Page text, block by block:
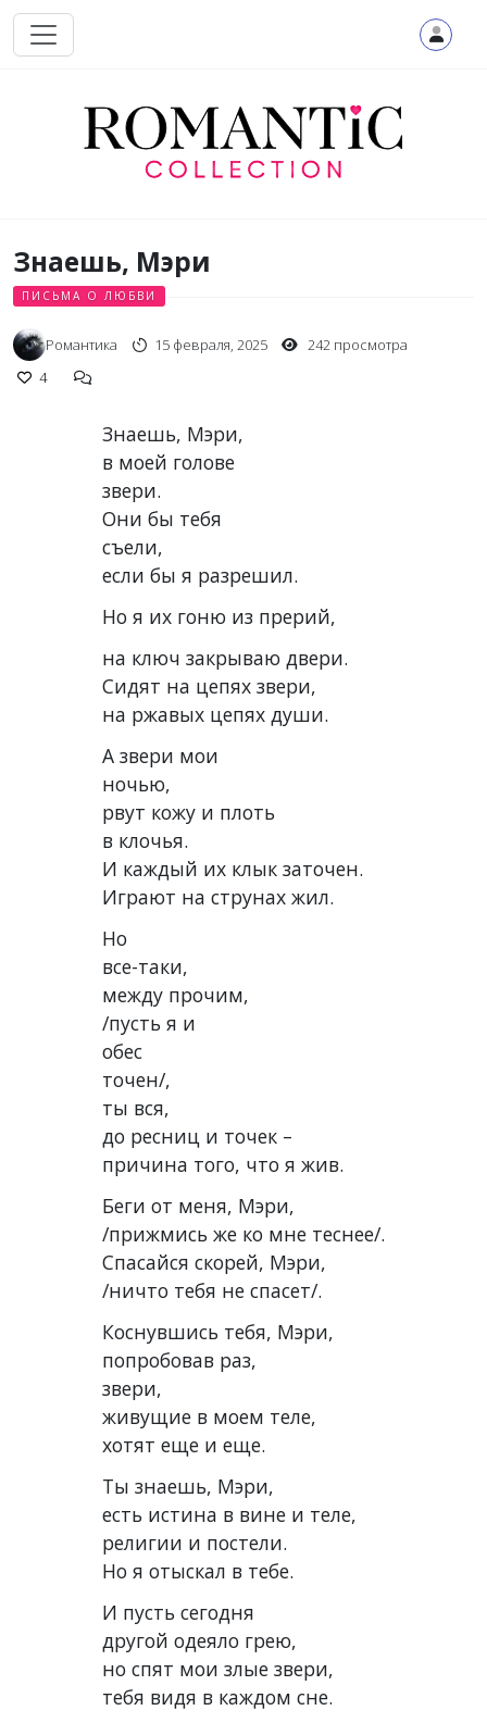
Перейти к основному содержанию
Знаешь, Мэри
ПИСЬМА О ЛЮБВИ
Романтика 15 февраля, 2025
242 просмотра
4
Знаешь, Мэри,
в моей голове
звери.
Они бы тебя
съели,
если бы я разрешил.
Но я их гоню из прерий,
на ключ закрываю двери.
Сидят на цепях звери,
на ржавых цепях души.
А звери мои
ночью,
рвут кожу и плоть
в клочья.
И каждый их клык заточен.
Играют на струнах жил.
Но
все-таки,
между прочим,
/пусть я и
обес
точен/,
ты вся,
до ресниц и точек –
причина того, что я жив.
Беги от меня, Мэри,
/прижмись же ко мне теснее/.
Спасайся скорей, Мэри,
/ничто тебя не спасет/.
Коснувшись тебя, Мэри,
попробовав раз,
звери,
живущие в моем теле,
хотят еще и еще.
Ты знаешь, Мэри,
есть истина в вине и теле,
религии и постели.
Но я отыскал в тебе.
И пусть сегодня
другой одеяло грею,
но спят мои злые звери,
тебя видя в каждом сне.